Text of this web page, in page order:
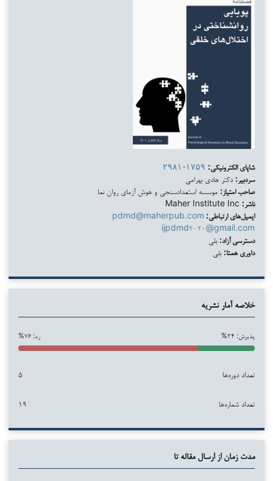
شاپای الکترونیکی: ۲۹۸۱-۱۷۵۹
سردبیر: دکتر هادی بهرامی
صاحب امتیاز: موسسه استعدادسنجی و هوش آزمای روان نما
ناشر:
ایمیل‌های ارتباطی: pdmd@maherpub.com
ijpdmd۲۰۲۰@gmail.com
دسترسی آزاد: بلی
داوری همتا: بلی
خلاصه آمار نشریه
پذیرش: ۲۴% رد: ۷۶%
تعداد دوره‌ها ۵
تعداد شماره‌ها ۱۹
مدت زمان از ارسال مقاله تا